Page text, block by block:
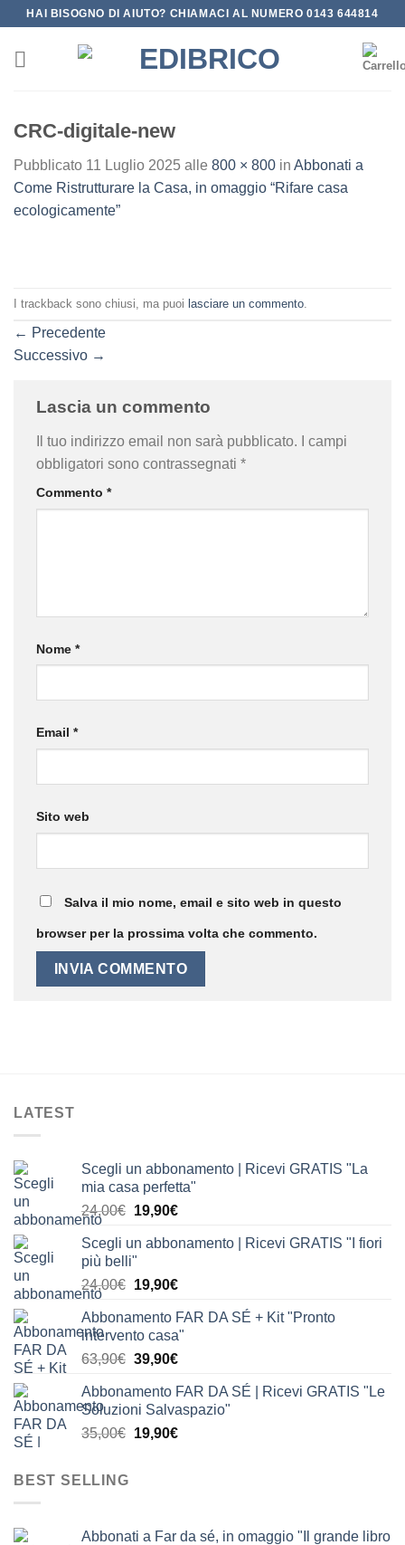
Salta
contenuti
HAI BISOGNO DI AIUTO? CHIAMACI AL NUMERO 0143 644814
CRC-digitale-new
Pubblicato 11 Luglio 2025 alle 800 × 800 in Abbonati a
Come Ristrutturare la Casa, in omaggio “Rifare casa
ecologicamente”
I trackback sono chiusi, ma puoi lasciare un commento
← Precedente
Successivo →
Lascia un commento
Il tuo indirizzo email non sarà pubblicato.
I campi
obbligatori sono contrassegnati *
Commento *
Nome *
Email *
Sito web
Salva il mio nome, email e sito web in questo
browser per la prossima volta che commento.
LATEST
Scegli un abbonamento | Ricevi GRATIS "La
mia casa perfetta"
24,00€ Il
originale
24,00€.
19,90€Il
attuale
19,90€.
Scegli un abbonamento | Ricevi GRATIS "I fiori
più belli"
24,00€ Il
originale
era:
24,00€.
19,90€Il
attuale
è:
19,90€.
Abbonamento FAR DA SÉ + Kit "Pronto
intervento casa"
63,90€ Il
originale
era:
63,90€.
39,90€Il
attuale
è:
39,90€.
Abbonamento FAR DA SÉ | Ricevi GRATIS "Le
Soluzioni Salvaspazio"
35,00€ Il
19,90€Il
BEST SELLING
Abbonati a Far da sé, in omaggio "Il grande libro